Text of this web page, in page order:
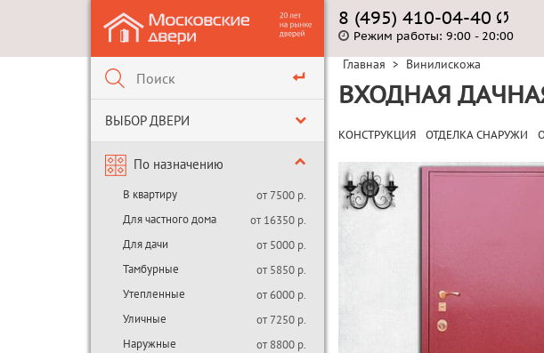
ВЫБОР ДВЕРИ
По назначению
В квартиру
от 7500 р.
Для частного дома
от 16350 р.
Для дачи
от 5000 р.
Тамбурные
от 5850 р.
Утепленные
от 6000 р.
Уличные
от 7250 р.
Наружные
от 8800 р.
8 (495) 410-04-40
Режим работы: 9:00 - 20:00
Главная > Винилискожа
ВХОДНАЯ
КОНСТРУКЦИЯ ОТДЕЛКА СНАРУЖИ